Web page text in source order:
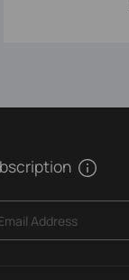
Address